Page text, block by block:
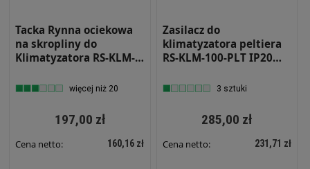
Tacka Rynna ociekowa
na skropliny do
Klimatyzatora RS-KLM-
więcej niż 20
197,00 zł
Cena netto: 160,16 zł
Zasilacz do
klimatyzatora peltiera
RS-KLM-100-PLT IP20
3 sztuki
285,00 zł
Cena netto: 231,71 zł